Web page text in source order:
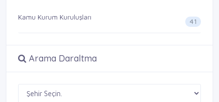
Kamu Kurum Kuruluşları
41
Arama Daraltma